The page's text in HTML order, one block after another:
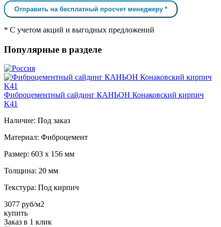
Отправить на бесплатный просчет менеджеру *
* С учетом акций и выгодных предложений
Популярные в разделе
Фиброцементный сайдинг КАНЬОН Конаковский кирпич
K41
Наличие: Под заказ
Материал: Фиброцемент
Размер: 603 х 156 мм
Толщина: 20 мм
Текстура: Под кирпич
3077 руб/м2
купить
Заказ в 1 клик